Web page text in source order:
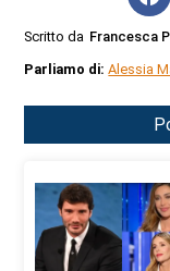
Scritto da Francesca
Parliamo di:Alessia